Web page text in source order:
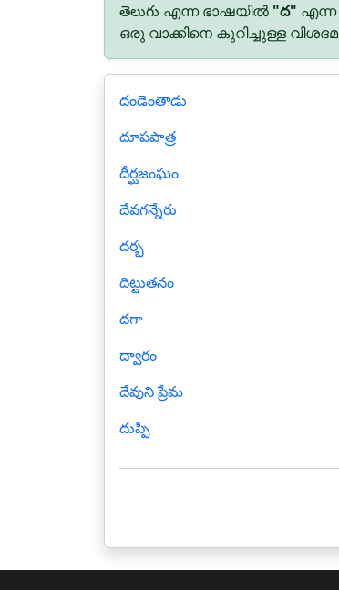
తెలుగు എന്ന ഭാഷയിൽ "ద" എന്ന
ഒരു വാക്കിനെ കുറിച്ചുള്ള
దండెంతాడు
దూపపాత్ర
దీర్ఘజంఘం
దేవగన్నేరు
దర్భ
దిట్టుతనం
దగా
ద్వారం
దేవుని ప్రేమ
దుప్పి